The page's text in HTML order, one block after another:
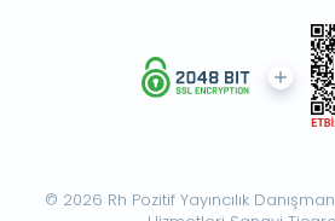
© 2026 Rh Pozitif Yayıncılık